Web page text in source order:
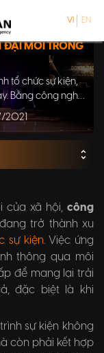
VI EN
ĐẠI MỚI TRONG
tổ chức sự kiện,
Bằng công nghệ
tuyến với nhiều
thu hút đông đảo
trong bài viết
của xã hội, công
trở thành xu
sự kiện. Việc ứng
thông qua môi
để mang lại trải
đặc biệt là khi
sự kiện không
còn phải kết hợp